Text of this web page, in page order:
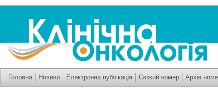
Головна Новини Електронна публікація Свіжий номер Архів